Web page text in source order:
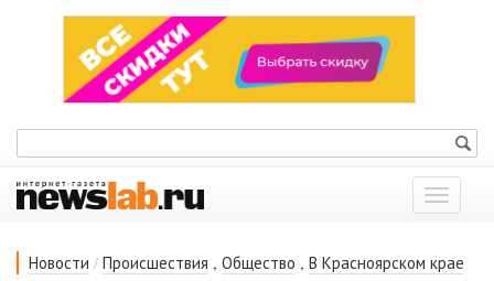
Показать
меню
Новости / Происшествия , Общество , В Красноярском крае